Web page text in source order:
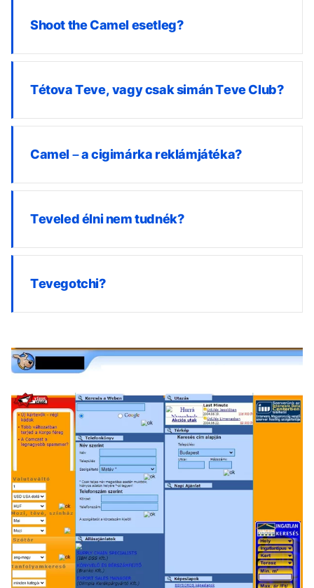
Shoot the Camel esetleg?
Tétova Teve, vagy csak simán Teve Club?
Camel – a cigimárka reklámjátéka?
Teveled élni nem tudnék?
Tevegotchi?